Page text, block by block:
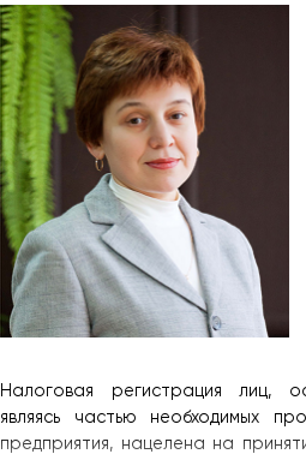
Налоговая регистрация лиц,
являясь частью необходимых
предприятия, нацелена на